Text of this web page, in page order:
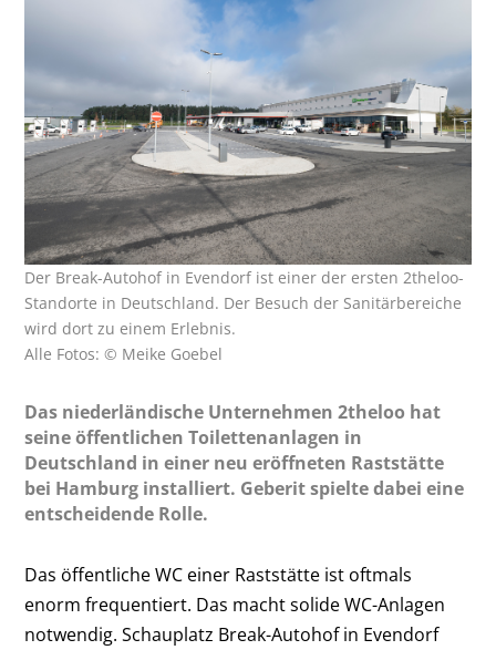
Der Break-Autohof in Evendorf ist einer der ersten 2theloo-
Standorte in Deutschland. Der Besuch der Sanitärbereiche
wird dort zu einem Erlebnis.
Alle Fotos: © Meike Goebel
Das niederländische Unternehmen 2theloo hat
seine öffentlichen Toilettenanlagen in
Deutschland in einer neu eröffneten Raststätte
bei Hamburg installiert. Geberit spielte dabei eine
entscheidende Rolle.
Das öffentliche WC einer Raststätte ist oftmals
enorm frequentiert. Das macht solide WC-Anlagen
notwendig. Schauplatz Break-Autohof in Evendorf